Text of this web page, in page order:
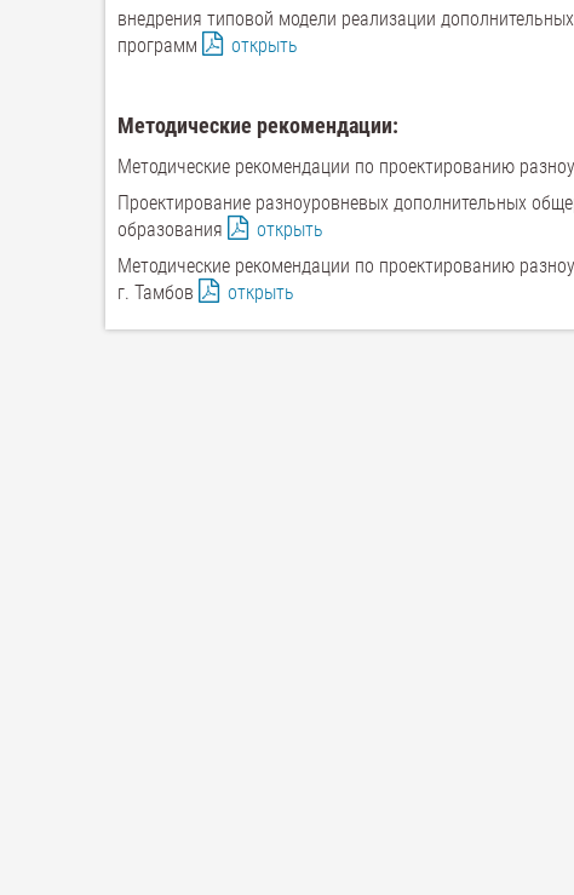
внедрения типовой модели реализации
программ
открыть
Методические рекомендации:
Методические рекомендации по проектированию
Проектирование разноуровневых дополнительных
образования
открыть
Методические рекомендации по проектированию
г. Тамбов
открыть